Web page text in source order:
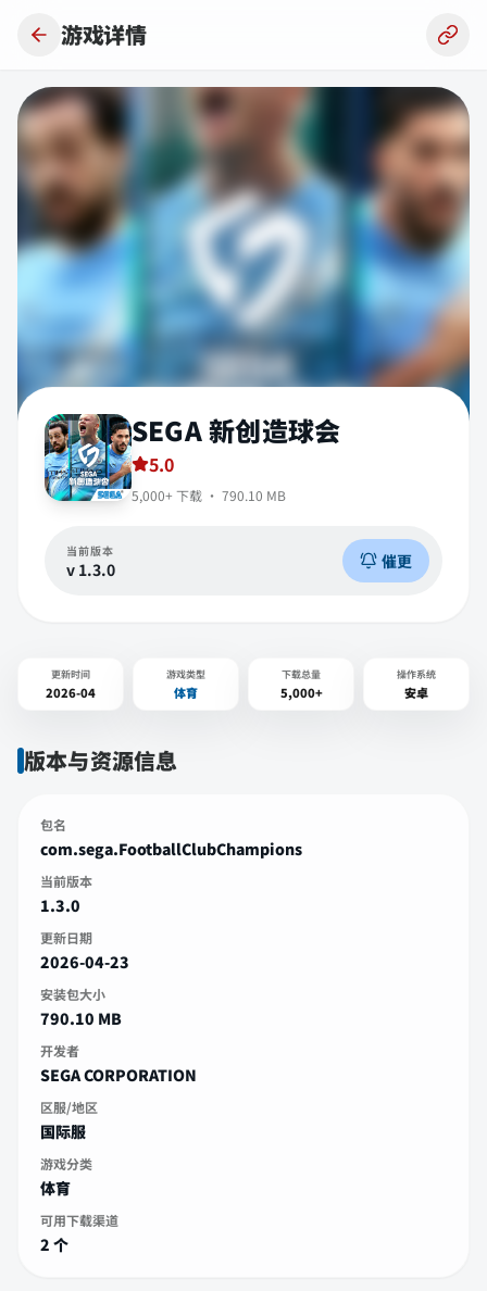
游戏详情
SEGA 新创造球会
5.0
5,000+ 下载 · 790.10 MB
当前版本
v 1.3.0 催更
更新时间
2026-04
游戏类型
体育
下载总量
5,000+
操作系统
安卓
版本与资源信息
包名
com.sega.FootballClubChampions
当前版本
1.3.0
更新日期
2026-04-23
安装包大小
790.10 MB
开发者
SEGA CORPORATION
区服/地区
国际服
游戏分类
体育
可用下载渠道
2 个